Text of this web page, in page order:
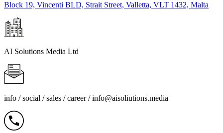
Block 19, Vincenti BLD, Strait Street, Valletta, VLT 1432, Malta
AI Solutions Media Ltd
info / social / sales / career /info@aisoliutions.media